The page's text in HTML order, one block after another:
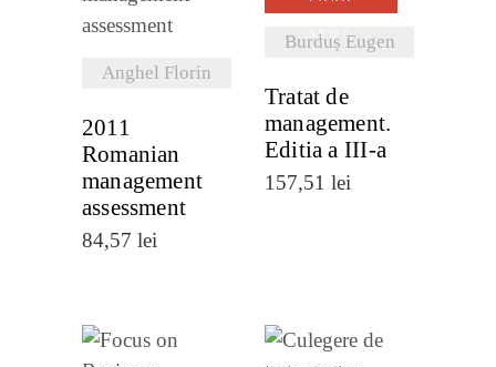
Anghel Florin
DETALII
2011
Romanian
management
assessment
84,57 lei
STOC
Burduș Eugen
DETALII
Tratat de
management.
Editia a III-a
157,51 lei